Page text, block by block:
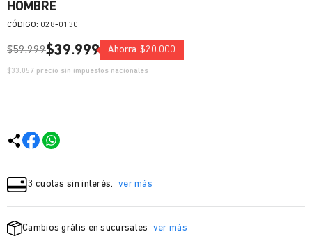
HOMBRE
: 028-0130
$59.999$39.999 Ahorra $20.000
$33.057 precio sin impuestos nacionales
3 cuotas sin interés. ver más
Cambios grátis en sucursales ver más